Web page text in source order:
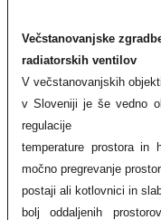
Večstanovanjske
radiatorskih ventilov
V večstanovanjskih
v Sloveniji je še vedno
regulacije
temperature prostora in
močno pregrevanje
postaji ali kotlovnici in
bolj oddaljenih